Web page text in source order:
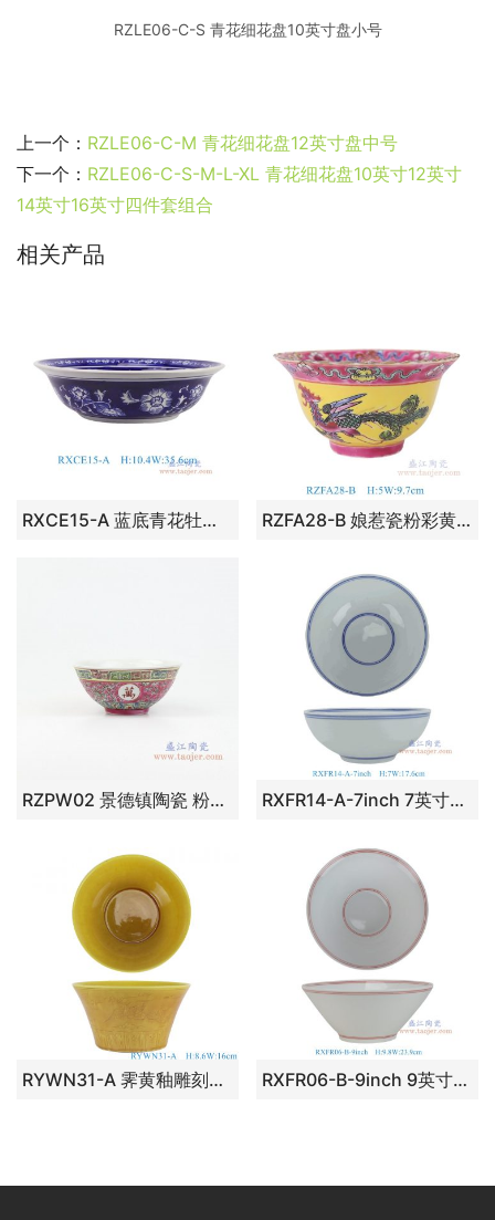
RZLE06-C-S 青花细花盘10英寸盘小号
上一个： RZLE06-C-M 青花细花盘12英寸盘中号
下一个： RZLE06-C-S-M-L-XL 青花细花盘10英寸12英寸
14英寸16英寸四件套组合
相关产品
RXCE15-A 蓝底青花牡丹大碗 RZFA28-B 娘惹瓷粉彩黄底凤凰纹4寸小碗
RZPW02 景德镇陶瓷 粉彩手绘工艺碗家庭日用瓷碗 RXFR14-A-7inch 7英寸广口碗
RYWN31-A 霁黄釉雕刻凤纹碗 高8.6直径16底径9.8重量0.45KG RXFR06-B-9inch 9英寸内螺纹斗碗